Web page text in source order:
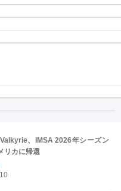
、IMSA 2026年シーズン
リカに帰還